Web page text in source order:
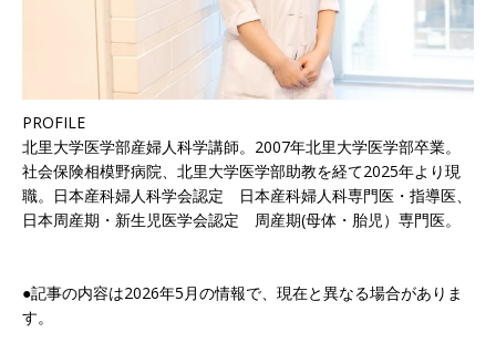
PROFILE
北里大学医学部産婦人科学講師。2007年北里大学医学部卒業。
社会保険相模野病院、北里大学医学部助教を経て2025年より現
職。日本産科婦人科学会認定 日本産科婦人科専門医・指導医、
日本周産期・新生児医学会認定 周産期(母体・胎児）専門医。
●記事の内容は2026年5月の情報で、現在と異なる場合がありま
す。